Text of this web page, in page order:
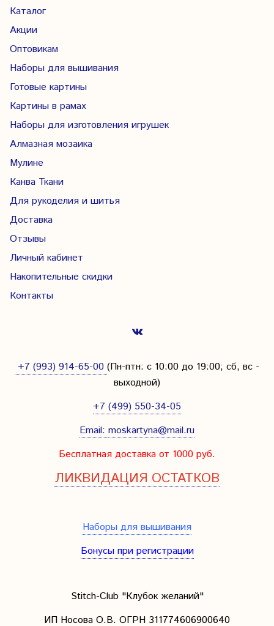
Каталог
Акции
Оптовикам
Наборы для вышивания
Готовые картины
Картины в рамах
Наборы для изготовления игрушек
Алмазная мозаика
Мулине
Канва Ткани
Для рукоделия и шитья
Доставка
Отзывы
Личный кабинет
Накопительные скидки
Контакты
+7 (993) 914-65-00 (Пн-птн: с 10:00 до 19:00; сб, вс -
выходной)
+7 (499) 550-34-05
Email: moskartyna@mail.ru
Бесплатная доставка от 1000 руб.
ЛИКВИДАЦИЯ ОСТАТКОВ
Наборы для вышивания
Бонусы при регистрации
Stitch-Club "Клубок желаний"
ИП Носова О.В. ОГРН 311774606900640